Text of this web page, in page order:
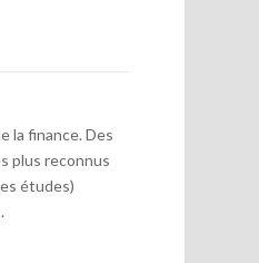
la finance. Des
plus reconnus
études)